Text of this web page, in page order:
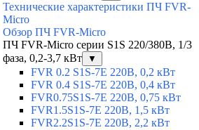
Технические характеристики ПЧ FVR-
Micro
Обзор ПЧ FVR-Micro
ПЧ FVR-Micro серии S1S 220/380В, 1/3
фаза, 0,2-3,7 кВт
▼
FVR 0.2 S1S-7E 220В, 0,2 кВт
FVR 0.4 S1S-7E 220В, 0,4 кВт
FVR0.75S1S-7E 220В, 0,75 кВт
FVR1.5S1S-7E 220В, 1,5 кВт
FVR2.2S1S-7E 220В, 2,2 кВт